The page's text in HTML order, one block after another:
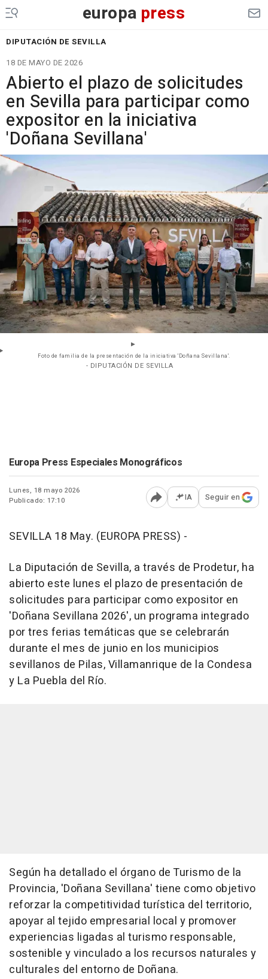
europa press
DIPUTACIÓN DE SEVILLA
18 DE MAYO DE 2026
Abierto el plazo de solicitudes
en Sevilla para participar como
expositor en la iniciativa
'Doñana Sevillana'
Foto de familia de la presentación de la iniciativa 'Doñana Sevillana'.
- DIPUTACIÓN DE SEVILLA
Europa Press Especiales Monográficos
Lunes, 18 mayo 2026
Publicado: 17:10
Abrir opciones para
IA Seguir en
SEVILLA 18 May. (EUROPA PRESS) -
La Diputación de Sevilla, a través de Prodetur, ha
abierto este lunes el plazo de presentación de
solicitudes para participar como expositor en
'Doñana Sevillana 2026', un programa integrado
por tres ferias temáticas que se celebrarán
durante el mes de junio en los municipios
sevillanos de Pilas, Villamanrique de la Condesa
y La Puebla del Río.
Según ha detallado el órgano de Turismo de la
Provincia, 'Doñana Sevillana' tiene como objetivo
reforzar la competitividad turística del territorio,
apoyar al tejido empresarial local y promover
experiencias ligadas al turismo responsable,
sostenible y vinculado a los recursos naturales y
culturales del entorno de Doñana.